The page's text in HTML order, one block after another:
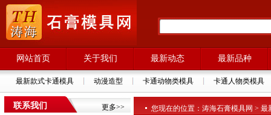
网站首页 关于我们 最新动态 最新品种
最新款式卡通模具 动漫造型 卡通动物类模具 卡通人物类模具
更多>>
联系我们 您现在的位置：涛海石膏模具网 >